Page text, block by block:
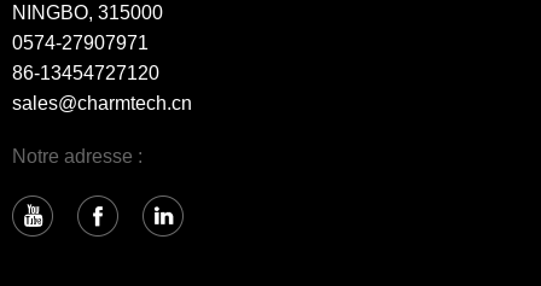
NINGBO, 315000
0574-27907971
86-13454727120
sales@charmtech.cn
Notre adresse :